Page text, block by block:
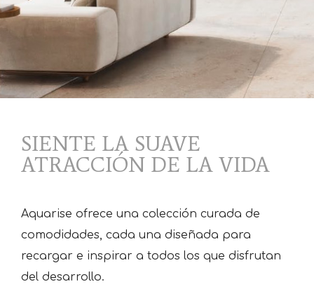
SIENTE LA SUAVE
ATRACCIÓN DE LA VIDA
Aquarise ofrece una colección curada de
comodidades, cada una diseñada para
recargar e inspirar a todos los que disfrutan
del desarrollo.